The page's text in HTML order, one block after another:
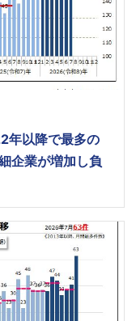
年以降で最多の
業が増加し負